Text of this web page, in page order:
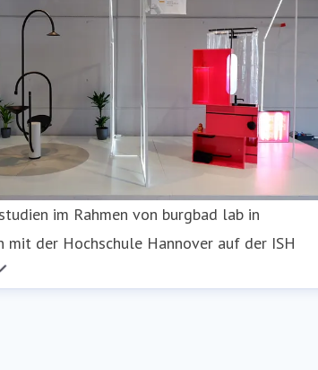
im Rahmen von burgbad lab in
mit der Hochschule Hannover auf der ISH